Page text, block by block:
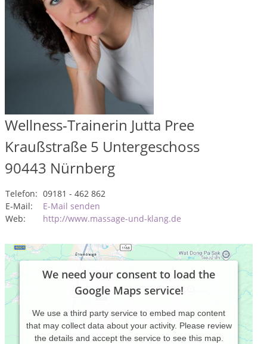
Wellness-Trainerin Jutta Pree
Kraußstraße 5 Untergeschoss
90443 Nürnberg
Telefon: 09181 - 462 862
E-Mail:
E-Mail senden
Web:
http://www.massage-und-klang.de
We need your consent to load the
Google Maps service!
We use a third party service to embed map content
that may collect data about your activity. Please review
the details and accept the service to see this map.